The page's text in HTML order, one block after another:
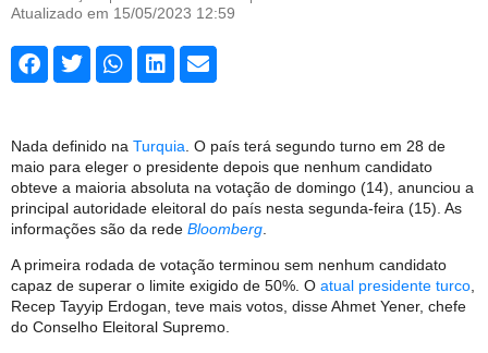
Atualizado em 15/05/2023 12:59
Nada definido na Turquia . O país terá segundo turno em 28 de
maio para eleger o presidente depois que nenhum candidato
obteve a maioria absoluta na votação de domingo (14), anunciou a
principal autoridade eleitoral do país nesta segunda-feira (15). As
informações são da rede Bloomberg
A primeira rodada de votação terminou sem nenhum candidato
capaz de superar o limite exigido de 50%. O atual presidente turco,
Recep Tayyip Erdogan, teve mais votos, disse Ahmet Yener, chefe
do Conselho Eleitoral Supremo.